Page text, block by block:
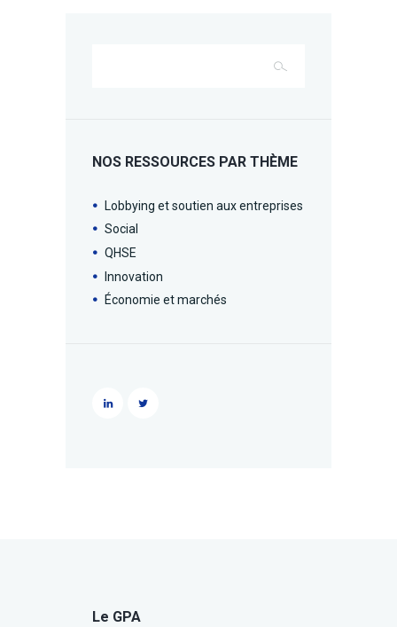
NOS RESSOURCES PAR THÈME
Lobbying et soutien aux entreprises
Social
QHSE
Innovation
Économie et marchés
Le GPA